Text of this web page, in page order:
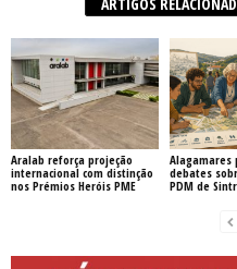
Aralab reforça projeção
internacional com distinção
nos Prémios Heróis PME
Alagamares
debates
PDM de